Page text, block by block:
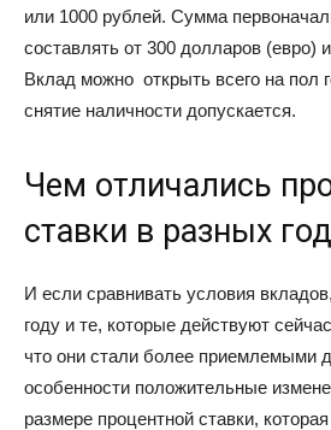
или 1000 рублей. Сумма
составлять от 300 долларов (евро)
Вклад можно открыть всего на пол
снятие наличности допускается.
Чем отличались
ставки в разных
И если сравнивать условия
году и те, которые действуют
что они стали более приемлемыми
особенности положительные
размере процентной ставки,